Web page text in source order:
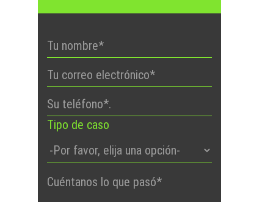
Tipo de caso
Por